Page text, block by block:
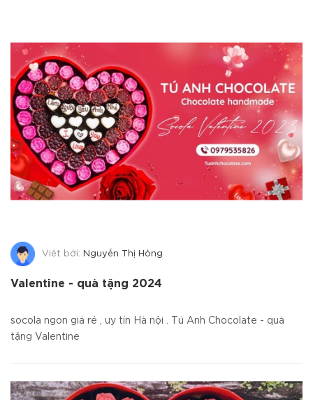
Viết bởi: Nguyễn Thị Hồng
Valentine - quà tặng 2024
socola ngon giá rẻ , uy tín Hà nội . Tú Anh Chocolate - quà
tặng Valentine